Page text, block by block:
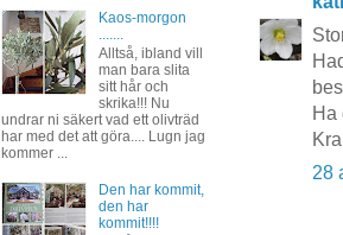
Ha
28
Kaos-morgon
Alltså, ibland vill
man bara slita
sitt hår och
skrika!!! Nu
undrar ni säkert vad ett olivträd
har med det att göra.... Lugn jag
kommer ...
Den har kommit,
den har
kommit!!!!